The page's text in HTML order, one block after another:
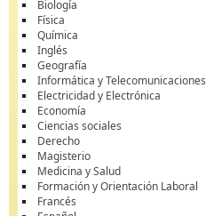
Biología
Física
Química
Inglés
Geografía
Informática y Telecomunicaciones
Electricidad y Electrónica
Economía
Ciencias sociales
Derecho
Magisterio
Medicina y Salud
Formación y Orientación Laboral
Francés